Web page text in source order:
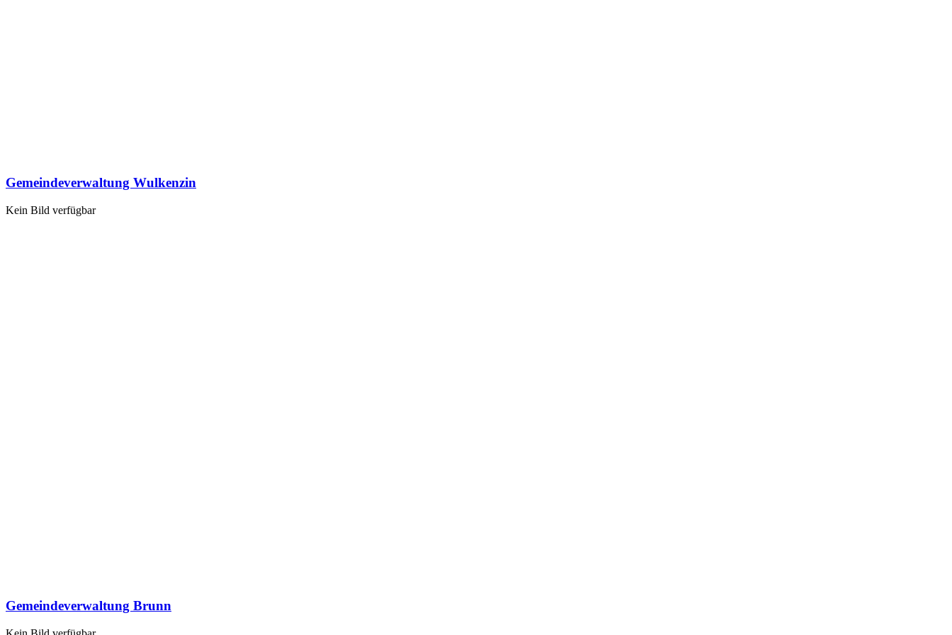
Gemeindeverwaltung Wulkenzin
Kein Bild verfügbar
Gemeindeverwaltung Brunn